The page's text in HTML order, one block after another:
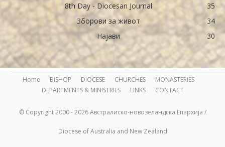
8th Day - Diocesan Journal
35
Зборови за живот
34
Најави
30
Home BISHOP DIOCESE CHURCHES
MONASTERIES
DEPARTMENTS & MINISTRIES
LINKS CONTACT
© Copyright 2000 - 2026 Австралиско-новозеландска Епархија /
Diocese of Australia and New Zealand